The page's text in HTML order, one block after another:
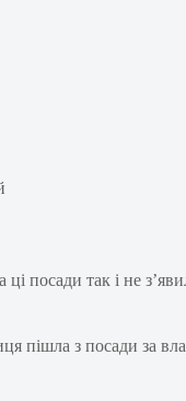
посади так і не
пішла з посади за